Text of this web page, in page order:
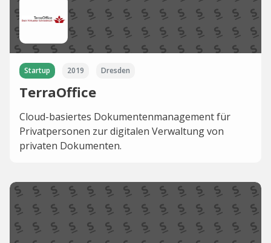
Startup 2019 Dresden
TerraOffice
Cloud-basiertes Dokumentenmanagement für
Privatpersonen zur digitalen Verwaltung von
privaten Dokumenten.